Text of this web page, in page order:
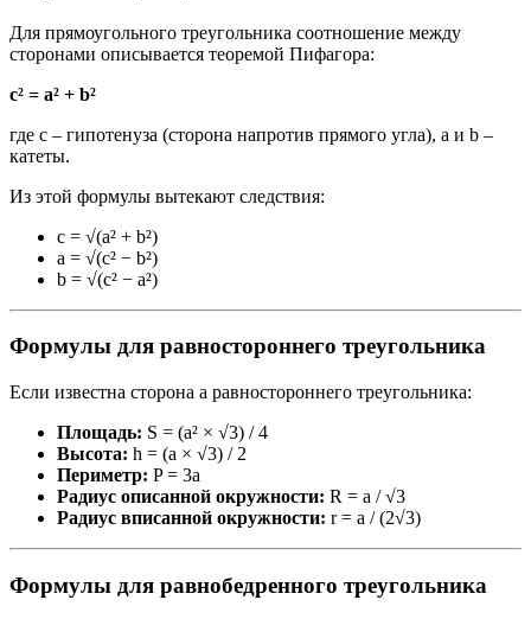
Для прямоугольного треугольника соотношение между
сторонами описывается теоремой Пифагора:
c² = a² + b²
где c – гипотенуза (сторона напротив прямого угла), a и b –
катеты.
Из этой формулы вытекают следствия:
c = √(a² + b²)
a = √(c² − b²)
b = √(c² − a²)
Формулы для равностороннего треугольника
Если известна сторона a равностороннего треугольника:
Площадь: S = (a² × √3) / 4
Высота: h = (a × √3) / 2
Периметр: P = 3a
Радиус описанной окружности: R = a / √3
Радиус вписанной окружности: r = a / (2√3)
Формулы для равнобедренного треугольника